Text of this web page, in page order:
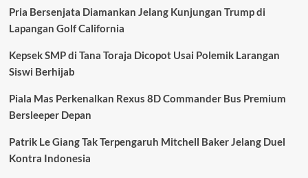
Pria Bersenjata Diamankan Jelang Kunjungan Trump di
Lapangan Golf California
Kepsek SMP di Tana Toraja Dicopot Usai Polemik Larangan
Siswi Berhijab
Piala Mas Perkenalkan Rexus 8D Commander Bus Premium
Bersleeper Depan
Patrik Le Giang Tak Terpengaruh Mitchell Baker Jelang Duel
Kontra Indonesia